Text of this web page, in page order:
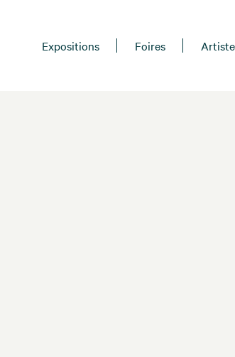
Expositions Foires